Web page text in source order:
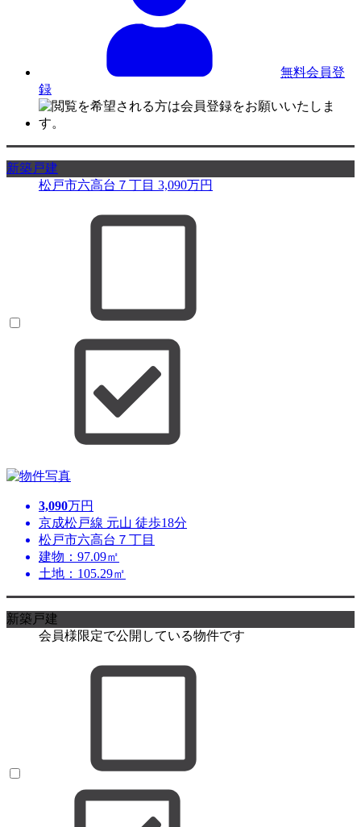
無料会員登
録
新築戸建
松戸市六高台７丁目 3,090万円
3,090万円
京成松戸線 元山 徒歩18分
松戸市六高台７丁目
建物：97.09㎡
土地：105.29㎡
新築戸建
会員様限定で公開している物件です